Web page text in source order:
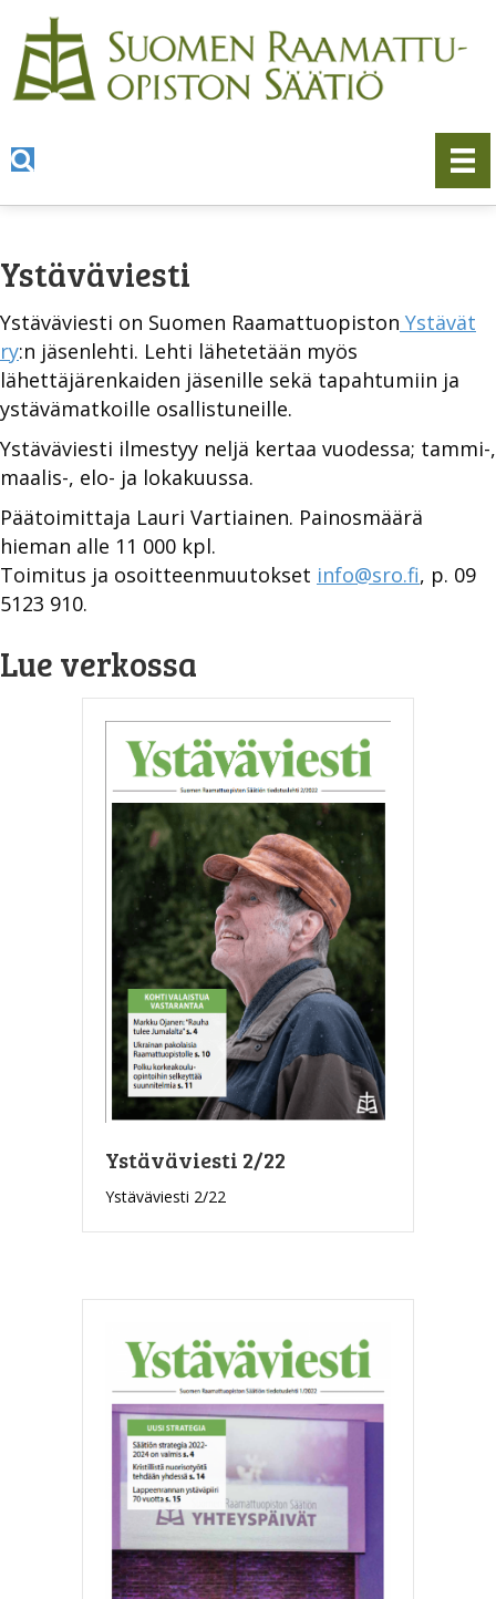
Ystäväviesti
Ystäväviesti on Suomen Raamattuopiston Ystävät
ry:n jäsenlehti. Lehti lähetetään myös
lähettäjärenkaiden jäsenille sekä tapahtumiin ja
ystävämatkoille osallistuneille.
Ystäväviesti ilmestyy neljä kertaa vuodessa; tammi-,
maalis-, elo- ja lokakuussa.
Päätoimittaja Lauri Vartiainen. Painosmäärä
hieman alle 11 000 kpl.
Toimitus ja osoitteenmuutokset info@sro.fi, p. 09
5123 910.
Lue verkossa
Ystäväviesti 2/22
Ystäväviesti 2/22